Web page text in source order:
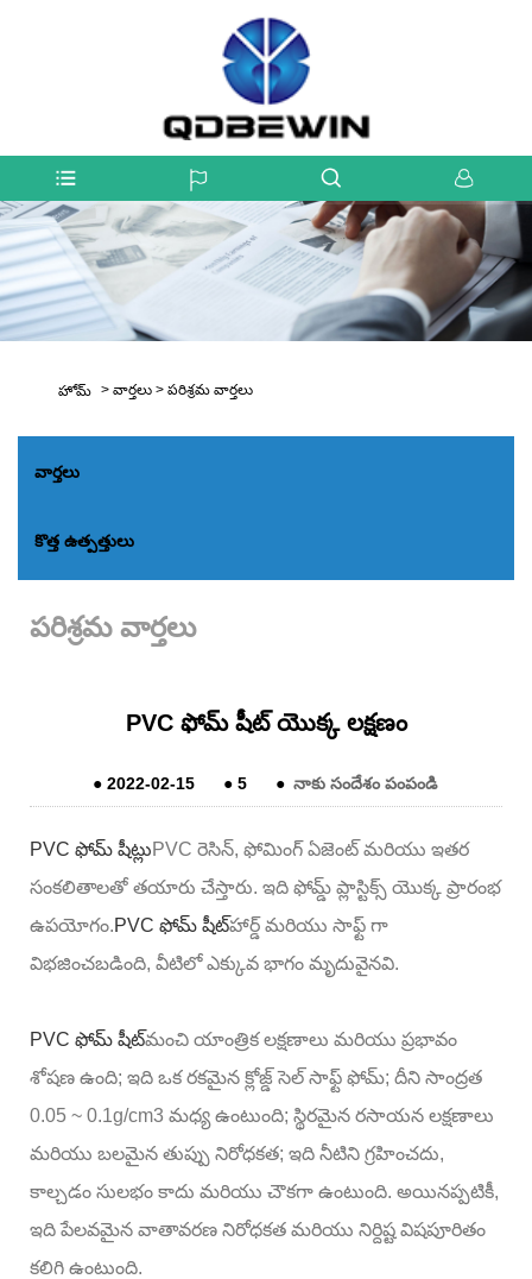
హోమ్ > వార్తలు > పరిశ్రమ వార్తలు
వార్తలు
కొత్త ఉత్పత్తులు
పరిశ్రమ వార్తలు
PVC ఫోమ్ షీట్ యొక్క లక్షణం
● 2022-02-15 ● 5 ● నాకు సందేశం పంపండి
PVC ఫోమ్ షీట్లుPVC రెసిన్, ఫోమింగ్ ఏజెంట్ మరియు ఇతర
సంకలితాలతో తయారు చేస్తారు. ఇది ఫోమ్డ్ ప్లాస్టిక్స్ యొక్క ప్రారంభ
ఉపయోగం.PVC ఫోమ్ షీట్హార్డ్ మరియు సాఫ్ట్ గా
విభజించబడింది, వీటిలో ఎక్కువ భాగం మృదువైనవి.
PVC ఫోమ్ షీట్మంచి యాంత్రిక లక్షణాలు మరియు ప్రభావం
శోషణ ఉంది; ఇది ఒక రకమైన క్లోజ్డ్ సెల్ సాఫ్ట్ ఫోమ్; దీని సాంద్రత
0.05 ~ 0.1g/cm3 మధ్య ఉంటుంది; స్థిరమైన రసాయన లక్షణాలు
మరియు బలమైన తుప్పు నిరోధకత; ఇది నీటిని గ్రహించదు,
కాల్చడం సులభం కాదు మరియు చౌకగా ఉంటుంది. అయినప్పటికీ,
ఇది పేలవమైన వాతావరణ నిరోధకత మరియు నిర్దిష్ట విషపూరితం
కలిగి ఉంటుంది.